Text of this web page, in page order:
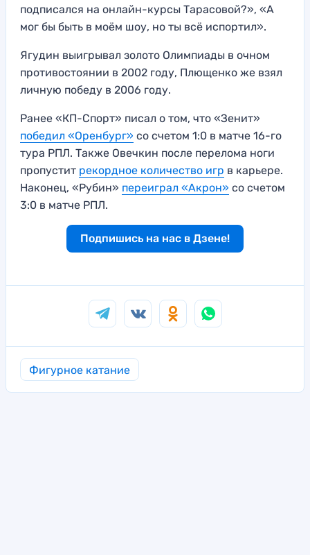
подписался на онлайн-курсы Тарасовой?», «А
мог бы быть в моём шоу, но ты всё испортил».
Ягудин выигрывал золото Олимпиады в очном
противостоянии в 2002 году, Плющенко же взял
личную победу в 2006 году.
Ранее «КП-Спорт» писал о том, что «Зенит»
победил «Оренбург» со счетом 1:0 в матче 16-го
тура РПЛ. Также Овечкин после перелома ноги
пропустит рекордное количество игр в карьере.
Наконец, «Рубин» переиграл «Акрон» со счетом
3:0 в матче РПЛ.
Подпишись на нас в Дзене!
Фигурное катание